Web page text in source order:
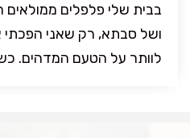
בבית שלי פלפלים
ושל סבתא, רק שאני הפכתי
לוותר על הטעם המדהים.